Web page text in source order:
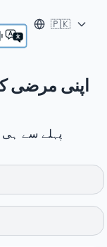
🇵🇰
اپنی مرضی
پہلے سے ہی